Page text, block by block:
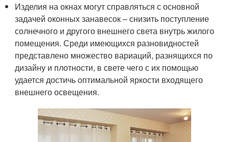
Изделия на окнах могут справляться с основной
задачей оконных занавесок – снизить поступление
солнечного и другого внешнего света внутрь жилого
помещения. Среди имеющихся разновидностей
представлено множество вариаций, разнящихся по
дизайну и плотности, в свете чего с их помощью
удается достичь оптимальной яркости входящего
внешнего освещения.